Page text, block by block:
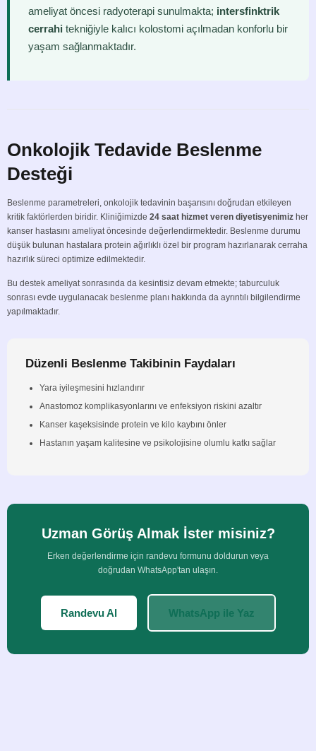
ameliyat öncesi radyoterapi sunulmakta; intersfinktrik
cerrahi tekniğiyle kalıcı kolostomi açılmadan konforlu bir
yaşam sağlanmaktadır.
Onkolojik Tedavide Beslenme
Desteği
Beslenme parametreleri, onkolojik tedavinin başarısını doğrudan etkileyen
kritik faktörlerden biridir. Kliniğimizde 24 saat hizmet veren diyetisyenimiz her
kanser hastasını ameliyat öncesinde değerlendirmektedir. Beslenme durumu
düşük bulunan hastalara protein ağırlıklı özel bir program hazırlanarak cerraha
hazırlık süreci optimize edilmektedir.
Bu destek ameliyat sonrasında da kesintisiz devam etmekte; taburculuk
sonrası evde uygulanacak beslenme planı hakkında da ayrıntılı bilgilendirme
yapılmaktadır.
Düzenli Beslenme Takibinin Faydaları
Yara iyileşmesini hızlandırır
Anastomoz komplikasyonlarını ve enfeksiyon riskini azaltır
Kanser kaşeksisinde protein ve kilo kaybını önler
Hastanın yaşam kalitesine ve psikolojisine olumlu katkı sağlar
Uzman Görüş Almak İster misiniz?
Erken değerlendirme için randevu formunu doldurun veya
doğrudan WhatsApp'tan ulaşın.
Randevu Al WhatsApp ile Yaz